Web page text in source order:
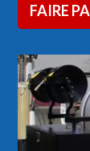
FAIRE